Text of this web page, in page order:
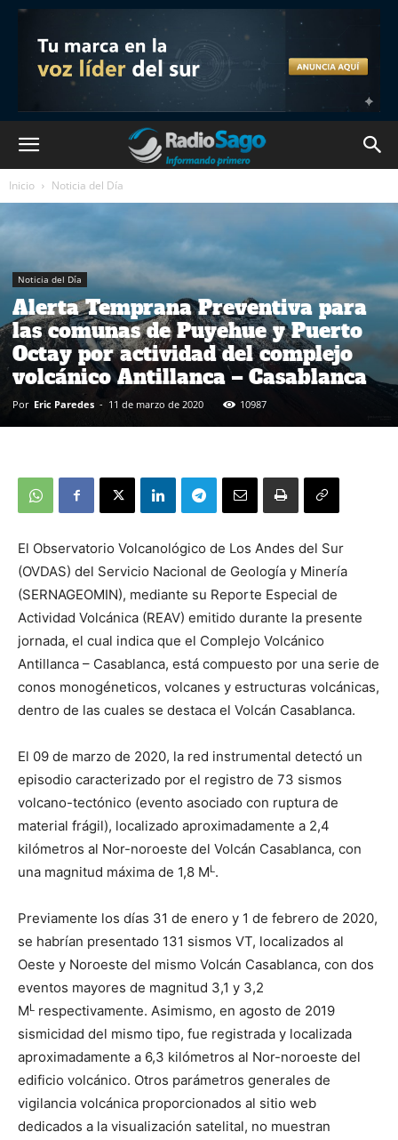
Inicio Noticia del Día
Noticia del Día
Alerta Temprana Preventiva para
las comunas de Puyehue y Puerto
Octay por actividad del complejo
volcánico Antillanca – Casablanca
Por Eric Paredes - 11 de marzo de 2020 10987
El Observatorio Volcanológico de Los Andes del Sur
(OVDAS) del Servicio Nacional de Geología y Minería
(SERNAGEOMIN), mediante su Reporte Especial de
Actividad Volcánica (REAV) emitido durante la presente
jornada, el cual indica que el Complejo Volcánico
Antillanca – Casablanca, está compuesto por una serie de
conos monogéneticos, volcanes y estructuras volcánicas,
dentro de las cuales se destaca el Volcán Casablanca.
El 09 de marzo de 2020, la red instrumental detectó un
episodio caracterizado por el registro de 73 sismos
volcano-tectónico (evento asociado con ruptura de
material frágil), localizado aproximadamente a 2,4
kilómetros al Nor-noroeste del Volcán Casablanca, con
una magnitud máxima de 1,8 ML .
Previamente los días 31 de enero y 1 de febrero de 2020,
se habrían presentado 131 sismos VT, localizados al
Oeste y Noroeste del mismo Volcán Casablanca, con dos
eventos mayores de magnitud 3,1 y 3,2
ML
respectivamente. Asimismo, en agosto de 2019
sismicidad del mismo tipo, fue registrada y localizada
aproximadamente a 6,3 kilómetros al Nor-noroeste del
edificio volcánico. Otros parámetros generales de
vigilancia volcánica proporcionados al sitio web
dedicados a la visualización satelital, no muestran